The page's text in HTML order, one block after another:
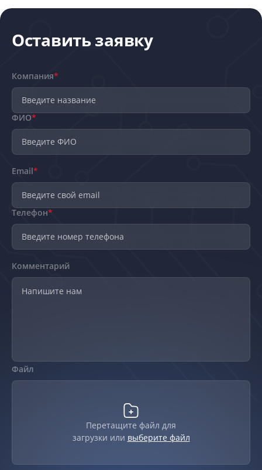
Оставить заявку
Компания*
ФИО*
Email*
Телефон*
Комментарий
Файл
Перетащите файл для
загрузки или выберите файл